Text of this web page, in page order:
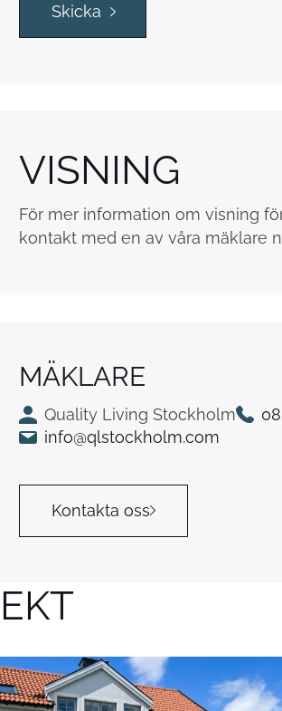
t
Skicka
VISNING
För mer information om visning
kontakt med en av våra mäklare
MÄKLARE
Quality Living Stockholm
info@qlstockholm.com
Kontakta oss